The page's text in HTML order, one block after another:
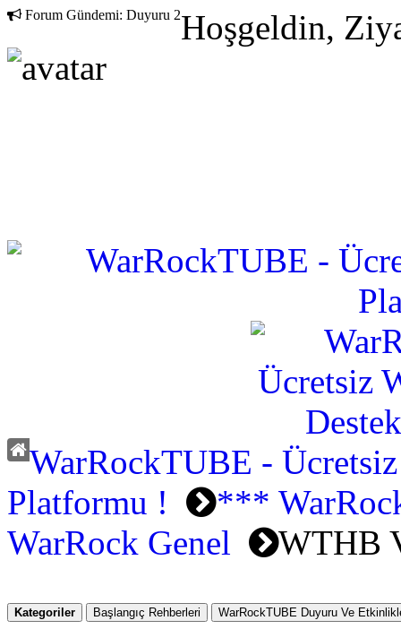
Forum Gündemi: Duyuru 2Hoşgeldin,
WarRockTUBE -
Platformu !
***
WarRock Genel
WTHB
Kategoriler Başlangıç Rehberleri WarRockTUBE Duyuru Ve